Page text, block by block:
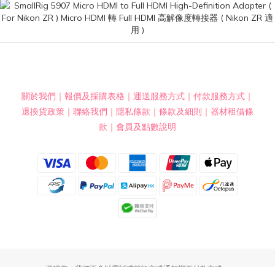
關於我們 ｜ 報價及採購表格 ｜ 運送服務方式 ｜ 付款服務方式 ｜
退換貨政策 ｜ 聯絡我們 ｜ 隱私條款 ｜ 條款及細則 ｜ 器材租借條
款 ｜ 會員及點數說明